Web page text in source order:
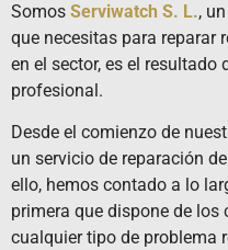
Somos Serviwatch S. L.,
que necesitas para reparar
en el sector, es el
profesional.
Desde el comienzo de
un servicio de reparación
ello, hemos contado a lo
primera que dispone de
cualquier tipo de problema